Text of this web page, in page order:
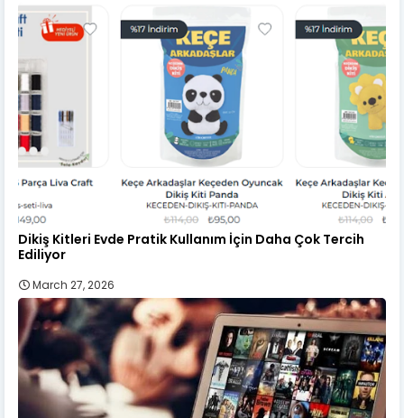
Dikiş Kitleri Evde Pratik Kullanım İçin Daha Çok Tercih
Ediliyor
March 27, 2026